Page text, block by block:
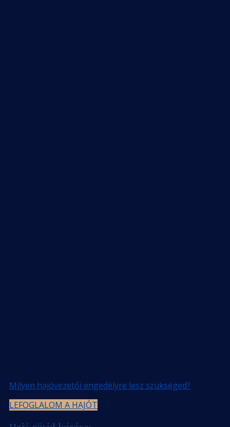
Milyen hajóvezetői engedélyre lesz szükséged?
LEFOGLALOM A HAJÓT